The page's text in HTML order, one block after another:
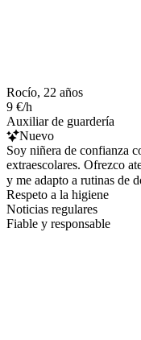
Rocío, 22 años
9 €/h
Auxiliar de guardería
Nuevo
Soy niñera de confianza
extraescolares. Ofrezco
y me adapto a rutinas de
Respeto a la higiene
Noticias regulares
Fiable y responsable